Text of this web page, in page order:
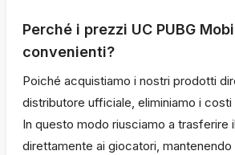
Perché i prezzi UC PUBG
convenienti?
Poiché acquistiamo i nostri prodotti
distributore ufficiale, eliminiamo i costi
In questo modo riusciamo a trasferire
direttamente ai giocatori, mantenendo